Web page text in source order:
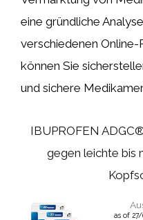
eine gründliche
verschiedenen
können Sie
und sichere
IBUPROFEN
gegen leichte bis
as of 27/